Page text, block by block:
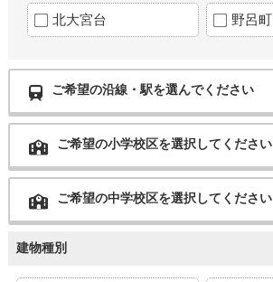
北大宮台 野呂町
ご希望の沿線・駅を選んでください
ご希望の小学校区を選択してください
ご希望の中学校区を選択してください
建物種別